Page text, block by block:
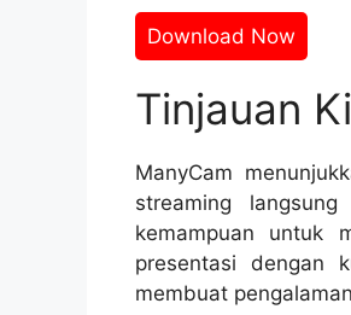
Download Now
Tinjauan
ManyCam
streaming
kemampuan untuk
presentasi dengan
membuat